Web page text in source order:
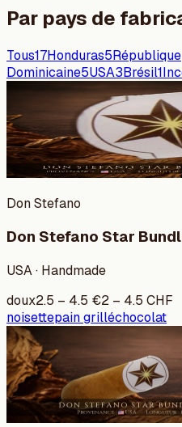
Par pays de
Tous17Honduras5République
Dominicaine5USA3Brésil1
Don Stefano
Don Stefano Star
USA · Handmade
doux2.5 – 4.5 €2 – 4.5 CHF
noisettepain grilléchocolat